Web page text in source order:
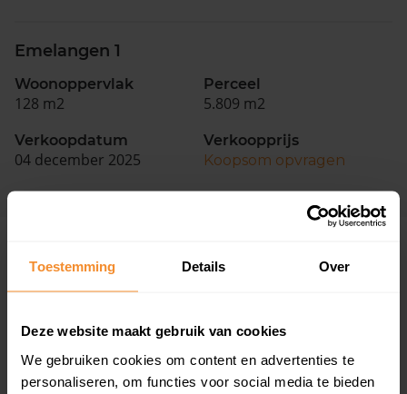
Toestemming Details Over
Deze website maakt gebruik van cookies
We gebruiken cookies om content en advertenties te
personaliseren, om functies voor social media te bieden
Emelangen 1
Woonoppervlak
128 m2
Perceel
5.809 m2
Verkoopdatum
04 december 2025
Verkoopprijs
Koopsom opvragen